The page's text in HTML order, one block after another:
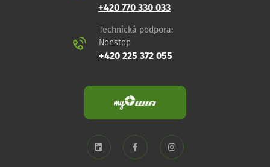
+420 770 330 033
Technická podpora:
Nonstop
+420 225 372 055